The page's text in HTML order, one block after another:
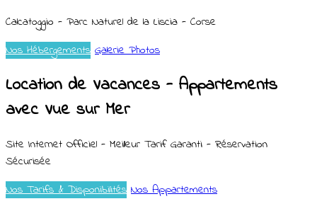
Calcatoggio - Parc Naturel de la Liscia - Corse
Nos Hébergements Galerie Photos
Location de Vacances - Appartements
avec Vue sur Mer
Site Internet Officiel - Meilleur Tarif Garanti - Réservation
Sécurisée
Nos Tarifs & Disponibilités Nos Appartements